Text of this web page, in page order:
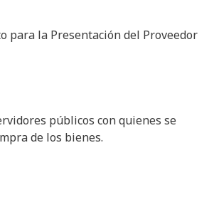
para la Presentación del Proveedor
públicos con quienes se
de los bienes.